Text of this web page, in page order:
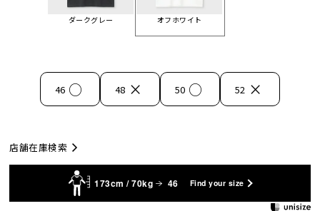
ダークグレー オフホワイト
46 ○ 48 × 50 ○ 52 ×
店舗在庫検索
173cm / 70kg 46 Find your size